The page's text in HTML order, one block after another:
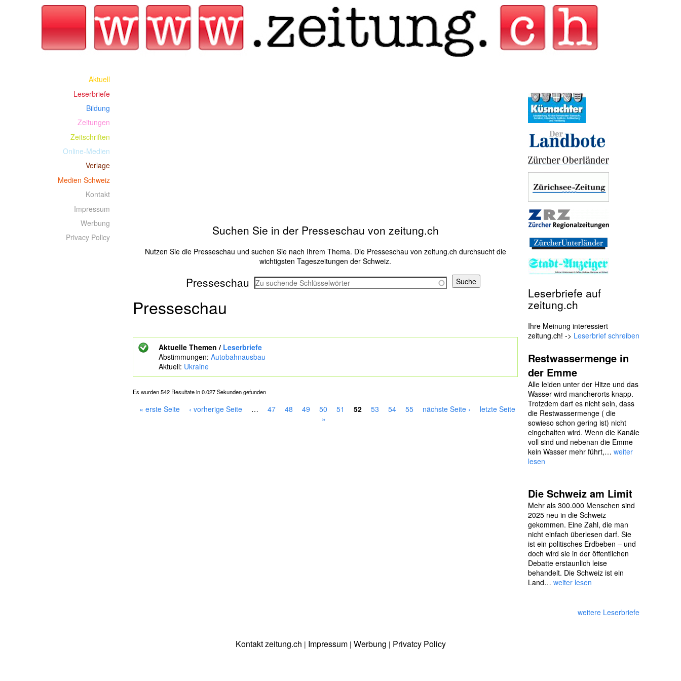
Jump to navigation
Suchen Sie in der Presseschau von zeitung.ch
Nutzen Sie die Presseschau und suchen Sie nach Ihrem Thema. Die Presseschau von zeitung.ch durchsucht die
wichtigsten Tageszeitungen der Schweiz.
Presseschau
s
u
e
S
c
h
Presseschau
Aktuelle Themen / Leserbriefe
Abstimmungen: Autobahnausbau
Aktuell: Ukraine
Es wurden 542 Resultate in 0.027 Sekunden gefunden
« erste Seite ‹ vorherige Seite … 47 48 49 50 51 52 53 54 55 nächste Seite ›
letzte Seite
»
Aktuell
Leserbriefe
Bildung
Zeitungen
Zeitschriften
Online-Medien
Verlage
Medien Schweiz
Kontakt
Impressum
Werbung
Privacy Policy
Leserbriefe auf
zeitung.ch
Ihre Meinung interessiert
zeitung.ch! -> Leserbrief schreiben
Restwassermenge in
der Emme
Alle leiden unter der Hitze und das
Wasser wird mancherorts knapp.
Trotzdem darf es nicht sein, dass
die Restwassermenge ( die
sowieso schon gering ist) nicht
eingehalten wird. Wenn die Kanäle
voll sind und nebenan die Emme
kein Wasser mehr führt,… weiter
lesen
Die Schweiz am Limit
Mehr als 300.000 Menschen sind
2025 neu in die Schweiz
gekommen. Eine Zahl, die man
nicht einfach überlesen darf. Sie
ist ein politisches Erdbeben – und
doch wird sie in der öffentlichen
Debatte erstaunlich leise
behandelt. Die Schweiz ist ein
Land… weiter lesen
weitere Leserbriefe
Kontakt zeitung.ch | Impressum| Werbung | Privatcy Policy